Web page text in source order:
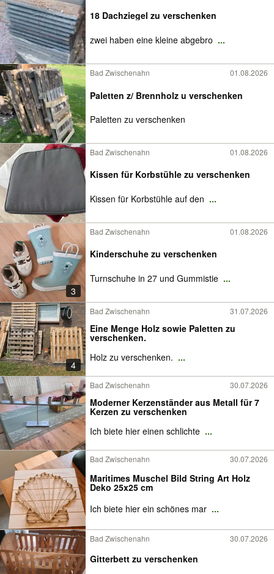
18 Dachziegel zu verschenken
zwei haben eine kleine abgebro ...
Bad Zwischenahn 01.08.2026
Paletten z/ Brennholz u verschenken
Paletten zu verschenken
Bad Zwischenahn 01.08.2026
Kissen für Korbstühle zu verschenken
Kissen für Korbstühle auf den ...
3
Bad Zwischenahn 01.08.2026
Kinderschuhe zu verschenken
Turnschuhe in 27 und Gummistie ...
4
Bad Zwischenahn 31.07.2026
Eine Menge Holz sowie Paletten zu
verschenken.
Holz zu verschenken. ...
Bad Zwischenahn 30.07.2026
Moderner Kerzenständer aus Metall für 7
Kerzen zu verschenken
Ich biete hier einen schlichte ...
Bad Zwischenahn 30.07.2026
Maritimes Muschel Bild String Art Holz
Deko 25x25 cm
Ich biete hier ein schönes mar ...
Bad Zwischenahn 30.07.2026
Gitterbett zu verschenken